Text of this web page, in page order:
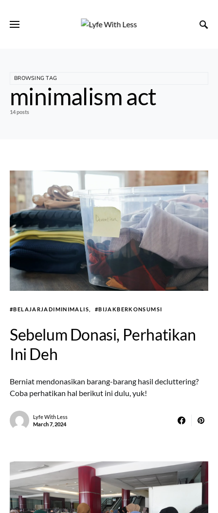
BROWSING TAG
minimalism act
14 posts
#BELAJARJADIMINIMALIS #BIJAKBERKONSUMSI
Sebelum Donasi, Perhatikan
Ini Deh
Berniat mendonasikan barang-barang hasil decluttering?
Coba perhatikan hal berikut ini dulu, yuk!
Lyfe With Less
March 7, 2024